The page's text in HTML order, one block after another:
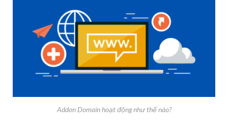
Addon Domain hoạt động như thế nào?